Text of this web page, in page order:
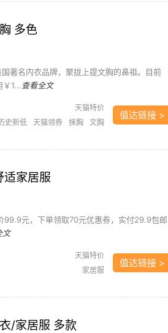
多色
著名内衣品牌，聚拢上提文胸的鼻祖。目前
1... 查看全文
天猫特价
史新低 天猫领券 抹胸
文胸
值达链接 >
适家居服
元，下单领取70元优惠券，实付29.9包邮
文
天猫特价
家居服
值达链接 >
/家居服 多款